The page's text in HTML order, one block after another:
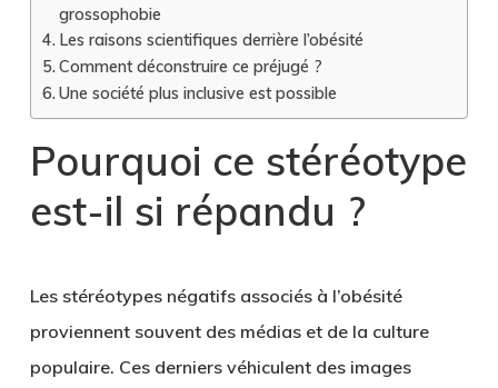
grossophobie
Les raisons scientifiques derrière l’obésité
Comment déconstruire ce préjugé ?
Une société plus inclusive est possible
Pourquoi ce stéréotype
est-il si répandu ?
Les stéréotypes négatifs associés à l’obésité
proviennent souvent des médias et de la culture
populaire. Ces derniers véhiculent des images